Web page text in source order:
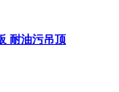
耐油污吊顶